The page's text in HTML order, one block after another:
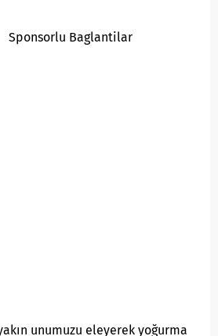
Sponsorlu Baglantilar
unumuzu eleyerek yoğurma